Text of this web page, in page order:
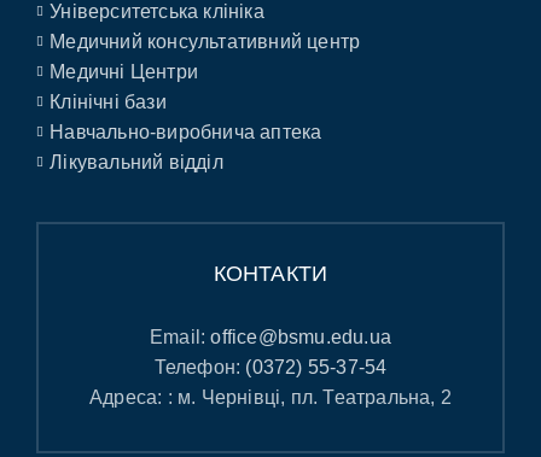
Університетська клініка
Медичний консультативний центр
Медичні Центри
Клінічні бази
Навчально-виробнича аптека
Лікувальний відділ
КОНТАКТИ
Email:office@bsmu.edu.ua
Телефон: (0372) 55-37-54
Адреса: : м. Чернівці, пл. Театральна, 2